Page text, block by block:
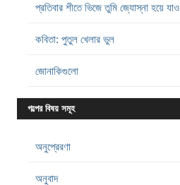
প্রতিবার শীতে ভিজে তুমি জ্যোস্না হয়ে যাও
কবিতা: পুতুল খেলার ভুল
জোনাকিগুলো
গল্পের বিষয় সমূহ
অনুপ্রেরণা
অনুবাদ